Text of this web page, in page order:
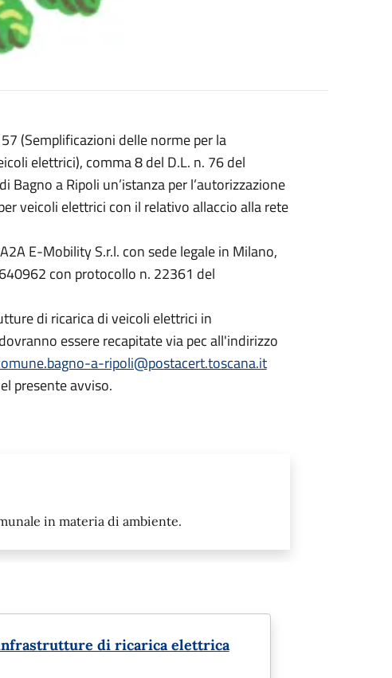
(Semplificazioni delle norme per la
elettrici), comma 8 del D.L. n. 76 del
a Ripoli un’istanza per l’autorizzazione
veicoli elettrici con il relativo allaccio alla rete
E-Mobility S.r.l. con sede legale in Milano,
con protocollo n. 22361 del
di ricarica di veicoli elettrici in
essere recapitate via pec all'indirizzo
a-ripoli@postacert.toscana.it
presente avviso.
in materia di ambiente.
di ricarica elettrica